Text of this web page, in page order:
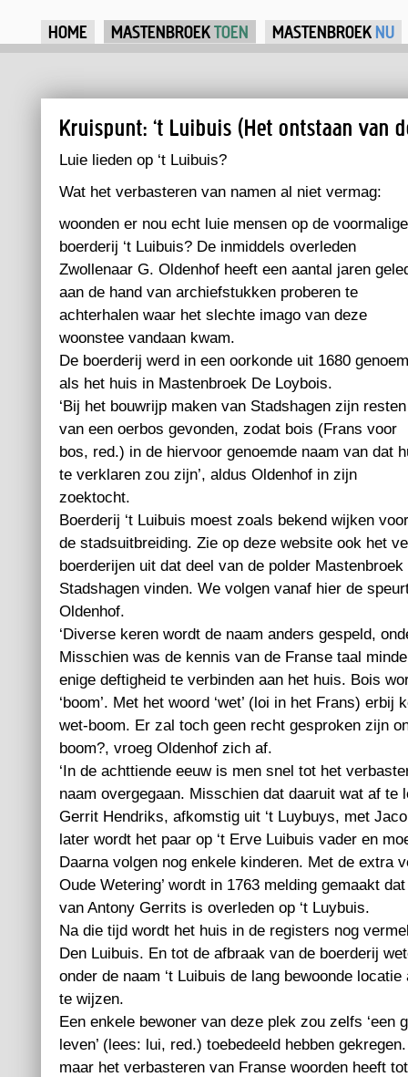
HOME MASTENBROEKTOEN MASTENBROEKNU
Kruispunt: ‘t Luibuis (Het ontstaan van
Luie lieden op ‘t Luibuis?
Wat het verbasteren van namen al niet vermag:
woonden er nou echt luie mensen op de voormalige
boerderij ‘t Luibuis? De inmiddels overleden
Zwollenaar G. Oldenhof heeft een aantal jaren
aan de hand van archiefstukken proberen te
achterhalen waar het slechte imago van deze
woonstee vandaan kwam.
De boerderij werd in een oorkonde uit 1680
als het huis in Mastenbroek De Loybois.
‘Bij het bouwrijp maken van Stadshagen zijn resten
van een oerbos gevonden, zodat bois (Frans voor
bos, red.) in de hiervoor genoemde naam van dat
te verklaren zou zijn’, aldus Oldenhof in zijn
zoektocht.
Boerderij ‘t Luibuis moest zoals bekend wijken voor
de stadsuitbreiding. Zie op deze website ook het
boerderijen uit dat deel van de polder
Stadshagen vinden. We volgen vanaf hier de
Oldenhof.
‘Diverse keren wordt de naam anders gespeld,
Misschien was de kennis van de Franse taal
enige deftigheid te verbinden aan het huis. Bois
‘boom’. Met het woord ‘wet’ (loi in het Frans)
wet-boom. Er zal toch geen recht gesproken zijn
boom?, vroeg Oldenhof zich af.
‘In de achttiende eeuw is men snel tot het
naam overgegaan. Misschien dat daaruit wat af te
Gerrit Hendriks, afkomstig uit ‘t Luybuys, met
later wordt het paar op ‘t Erve Luibuis vader en
Daarna volgen nog enkele kinderen. Met de extra
Oude Wetering’ wordt in 1763 melding gemaakt
van Antony Gerrits is overleden op ‘t Luybuis.
Na die tijd wordt het huis in de registers nog
Den Luibuis. En tot de afbraak van de boerderij
onder de naam ‘t Luibuis de lang bewoonde
te wijzen.
Een enkele bewoner van deze plek zou zelfs ‘een
leven’ (lees: lui, red.) toebedeeld hebben
maar het verbasteren van Franse woorden heeft